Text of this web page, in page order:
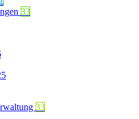
33
33